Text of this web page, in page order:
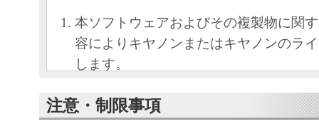
本ソフトウェアおよびその複製物に関
容によりキヤノンまたはキヤノンのラ
します。
といいます。）に対し、本ソフトウェ
注意・制限事項